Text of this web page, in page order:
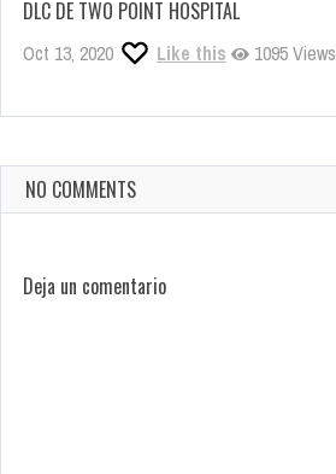
DLC DE TWO POINT HOSPITAL
Oct 13, 2020 Like this 1095 Views
NO COMMENTS
Deja un comentario